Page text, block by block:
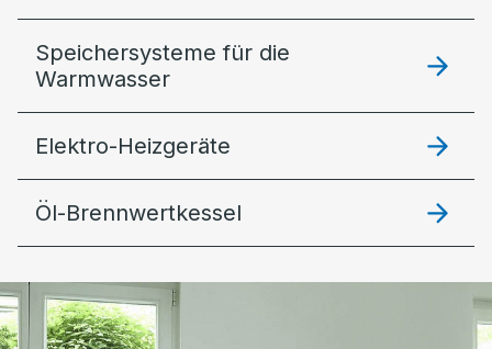
Speichersysteme für die
Warmwasser
Elektro-Heizgeräte
Öl-Brennwertkessel